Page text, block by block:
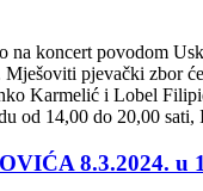
na koncert povodom
pjevački zbor
Karmelić i Lobel
od 14,00 do 20,00
8.3.2024. u